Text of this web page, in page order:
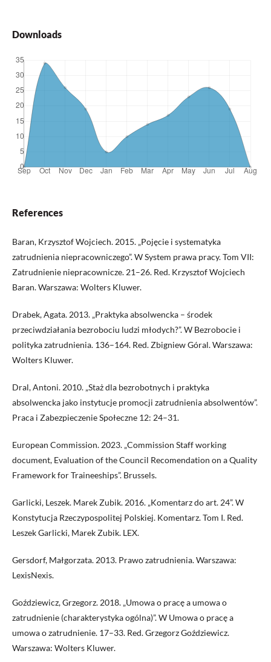
Downloads
References
Baran, Krzysztof Wojciech. 2015. „Pojęcie i systematyka
zatrudnienia niepracowniczego”. W System prawa pracy. Tom VII:
Zatrudnienie niepracownicze. 21–26. Red. Krzysztof Wojciech
Baran. Warszawa: Wolters Kluwer.
Drabek, Agata. 2013. „Praktyka absolwencka – środek
przeciwdziałania bezrobociu ludzi młodych?”. W Bezrobocie i
polityka zatrudnienia. 136–164. Red. Zbigniew Góral. Warszawa:
Wolters Kluwer.
Dral, Antoni. 2010. „Staż dla bezrobotnych i praktyka
absolwencka jako instytucje promocji zatrudnienia absolwentów”.
Praca i Zabezpieczenie Społeczne 12: 24–31.
European Commission. 2023. „Commission Staff working
document, Evaluation of the Council Recomendation on a Quality
Framework for Traineeships”. Brussels.
Garlicki, Leszek. Marek Zubik. 2016. „Komentarz do art. 24”. W
Konstytucja Rzeczypospolitej Polskiej. Komentarz. Tom I. Red.
Leszek Garlicki, Marek Zubik. LEX.
Gersdorf, Małgorzata. 2013. Prawo zatrudnienia. Warszawa:
LexisNexis.
Goździewicz, Grzegorz. 2018. „Umowa o pracę a umowa o
zatrudnienie (charakterystyka ogólna)”. W Umowa o pracę a
umowa o zatrudnienie. 17–33. Red. Grzegorz Goździewicz.
Warszawa: Wolters Kluwer.